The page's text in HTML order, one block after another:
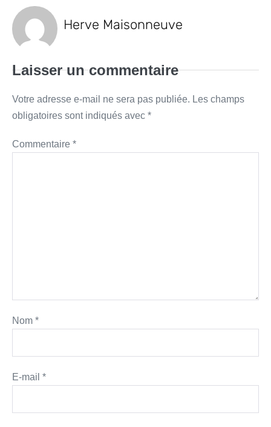
Herve Maisonneuve
Laisser un commentaire
Votre adresse e-mail ne sera pas publiée. Les champs
obligatoires sont indiqués avec *
Commentaire *
Nom *
E-mail *